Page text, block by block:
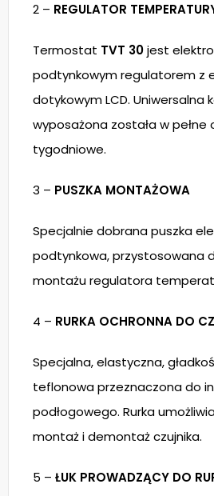
2 – REGULATOR
Termostat TVT 30jest
podtynkowym regulatorem z
dotykowym LCD. Uniwersalna
wyposażona została w
tygodniowe.
3 – PUSZKA MONTAŻOWA
Specjalnie dobrana puszka
podtynkowa, przystosowana
montażu regulatora
4 – RURKA OCHRONNA DO
Specjalna, elastyczna,
teflonowa przeznaczona do
podłogowego. Rurka
montaż i demontaż czujnika.
5 – ŁUK PROWADZĄCY DO